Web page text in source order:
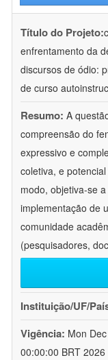
Título do Projeto:
enfrentamento da
discursos de ódio:
de curso
Resumo: A
compreensão do
expressivo e
coletiva, e
modo, objetiva-se
implementação de
comunidade
(pesquisadores,
Instituição/UF/
Vigência: Mon
00:00:00 BRT 2026